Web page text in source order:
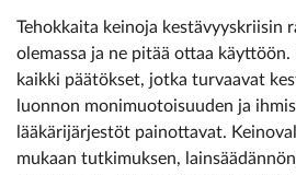
Tehokkaita keinoja kestävyyskriisin
olemassa ja ne pitää ottaa
kaikki päätökset, jotka turvaavat
luonnon monimuotoisuuden ja
lääkärijärjestöt painottavat.
mukaan tutkimuksen,